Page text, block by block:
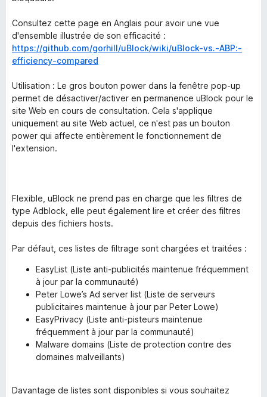
Consultez cette page en Anglais pour avoir une vue
d'ensemble illustrée de son efficacité :
https://github.com/gorhill/uBlock/wiki/uBlock-vs.-ABP:-
efficiency-compared
Utilisation : Le gros bouton power dans la fenêtre pop-up
permet de désactiver/activer en permanence uBlock pour le
site Web en cours de consultation. Cela s'applique
uniquement au site Web actuel, ce n'est pas un bouton
power qui affecte entièrement le fonctionnement de
l'extension.
Flexible, uBlock ne prend pas en charge que les filtres de
type Adblock, elle peut également lire et créer des filtres
depuis des fichiers hosts.
Par défaut, ces listes de filtrage sont chargées et traitées :
EasyList (Liste anti-publicités maintenue fréquemment
à jour par la communauté)
Peter Lowe’s Ad server list (Liste de serveurs
publicitaires maintenue à jour par Peter Lowe)
EasyPrivacy (Liste anti-pisteurs maintenue
fréquemment à jour par la communauté)
Malware domains (Liste de protection contre des
domaines malveillants)
Davantage de listes sont disponibles si vous souhaitez